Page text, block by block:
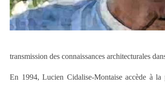
transmission des connaissances architecturales
En 1994, Lucien Cidalise-Montaise accède à la